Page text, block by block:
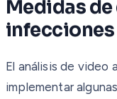
Medidas
El análisis de video
implementar